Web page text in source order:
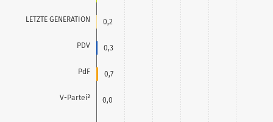
LETZTE GENERATION
PDV
PdF
V-Partei³
0,2
0,3
0,7
0,0